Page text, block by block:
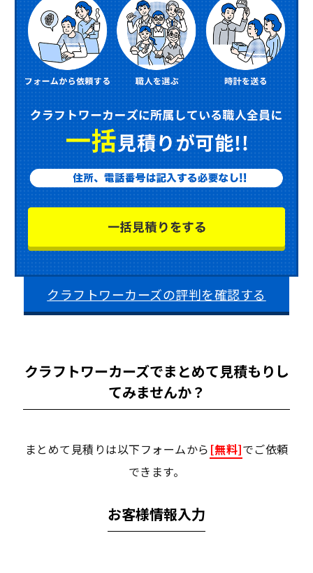
クラフトワーカーズの評判を確認する
クラフトワーカーズでまとめて見積もりし
てみませんか？
まとめて見積りは以下フォームから [無料]でご依頼
できます。
お客様情報入力